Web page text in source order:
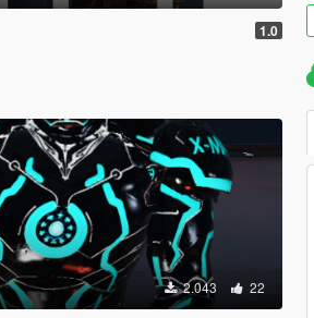
1.0
2.043 22